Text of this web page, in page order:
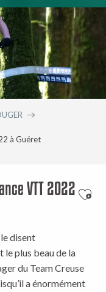
à Guéret
VTT 2022
disent
le plus beau de la
du Team Creuse
a énormément